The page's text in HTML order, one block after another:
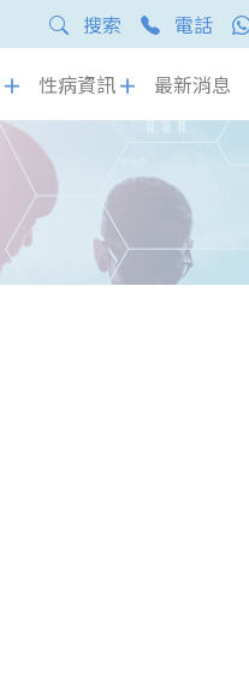
搜索 電話
性病資訊 最新消息